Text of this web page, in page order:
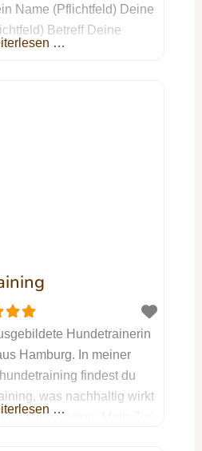
Name (Pflichtfeld) Deine
Betreff Deine
…
Hundetrainerin
Hamburg. In meiner
findest du
was nachhaltig wirkt
basiert. Mein Ziel
…